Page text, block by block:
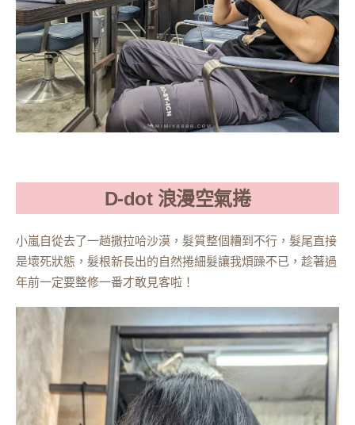
D-dot 浪漫空氣捲
小嵐自從去了一趟撒拉哈沙漠，髮質整個糟到不行，髮尾直接
是壞死狀態，髮根新長出的自然捲細髮讓我煩躁不已，趁著過
年前一定要整修一番才敢見客啦！